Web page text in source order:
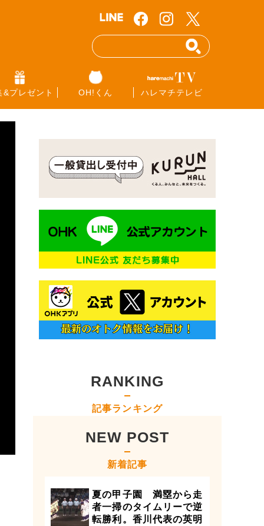
&プレゼント OH!くん ハレマチテレビ
RANKING
記事ランキング
NEW POST
新着記事
夏の甲子園 満塁から走
者一掃のタイムリーで逆
転勝利。香川代表の英明